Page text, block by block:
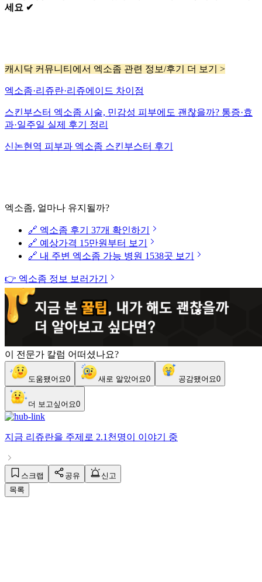
세요 ✔
캐시닥 커뮤니티에서 엑소좀 관련 정보/후기 더 보기 >
엑소좀·리쥬란·리쥬에이드 차이점
스킨부스터 엑소좀 시술, 민감성 피부에도 괜찮을까? 통증·효
과·일주일 실제 후기 정리
신논현역 피부과 엑소좀 스킨부스터 후기
엑소좀, 얼마나 유지될까?
🔗 엑소좀 후기 37개 확인하기
🔗 예상가격 15만원부터 보기
🔗 내 주변 엑소좀 가능 병원 1538곳 보기
👉 엑소좀 정보 보러가기
이 전문가 칼럼 어떠셨나요?
도움됐어요0 새로 알았어요0 공감됐어요0
더 보고싶어요0
지금 리쥬란을 주제로 2.1천명이 이야기 중
스크랩 공유
신고
목록